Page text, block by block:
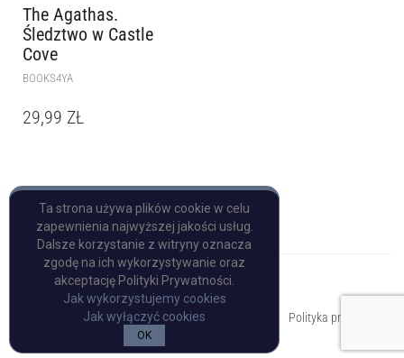
The Agathas.
Śledztwo w Castle
Cove
BOOKS4YA
29,99 ZŁ
Copyright © Pulp Books
Polityka prywatności
Ta strona używa plików cookie w celu
zapewnienia najwyższej jakości usług.
Dalsze korzystanie z witryny oznacza
zgodę na ich wykorzystywanie oraz
akceptację Polityki Prywatności.
Jak wykorzystujemy cookies
Jak wyłączyć cookies
OK